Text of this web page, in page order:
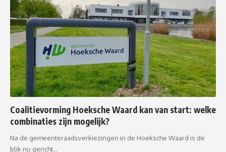
Coalitievorming Hoeksche Waard kan van start: welke
combinaties zijn mogelijk?
Na de gemeenteraadsverkiezingen in de Hoeksche Waard is de
blik nu gericht…